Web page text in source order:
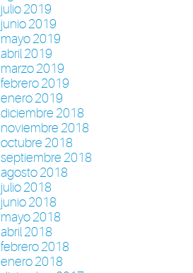
julio 2019
junio 2019
mayo 2019
abril 2019
marzo 2019
febrero 2019
enero 2019
diciembre 2018
noviembre 2018
octubre 2018
septiembre 2018
agosto 2018
julio 2018
junio 2018
mayo 2018
abril 2018
febrero 2018
enero 2018